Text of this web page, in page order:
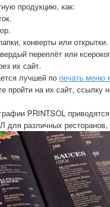
продукцию, как:
конверты или открытки.
переплёт или
их сайт.
лучшей по печать меню
на их сайт, ссылку
PRINTSOL
для различных